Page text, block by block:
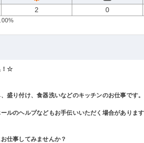
2 0
！☆
盛り付け、食器洗いなどのキッチンのお仕事です。
ルのヘルプなどもお手伝いいただく場合がありま
仕事してみませんか？